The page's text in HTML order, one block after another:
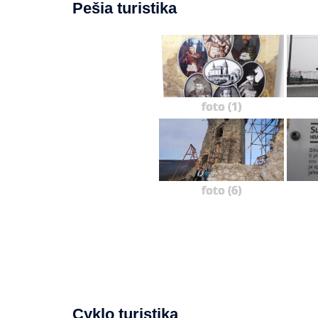
Pešia turistika
foto (1)
foto (6)
Cyklo turistika